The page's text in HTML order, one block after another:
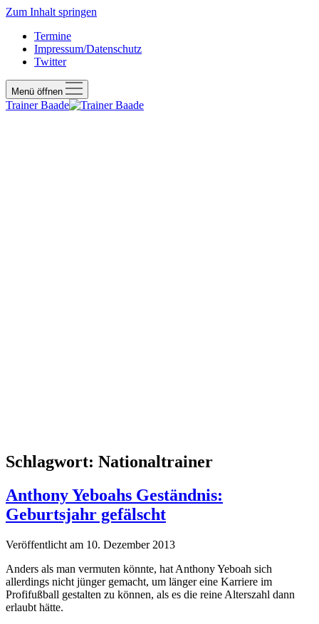
Zum Inhalt springen
Termine
Impressum/Datenschutz
Twitter
Menü öffnen
Trainer Baade
Schlagwort: Nationaltrainer
Anthony Yeboahs Geständnis:
Geburtsjahr gefälscht
Veröffentlicht am 10. Dezember 2013
Anders als man vermuten könnte, hat Anthony Yeboah sich
allerdings nicht jünger gemacht, um länger eine Karriere im
Profifußball gestalten zu können, als es die reine Alterszahl dann
erlaubt hätte.